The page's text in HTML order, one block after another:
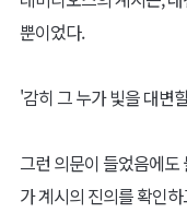
뿐이었다.
'감히 그 누가 빛을 대변
그런 의문이 들었음에도
가 계시의 진의를 확인